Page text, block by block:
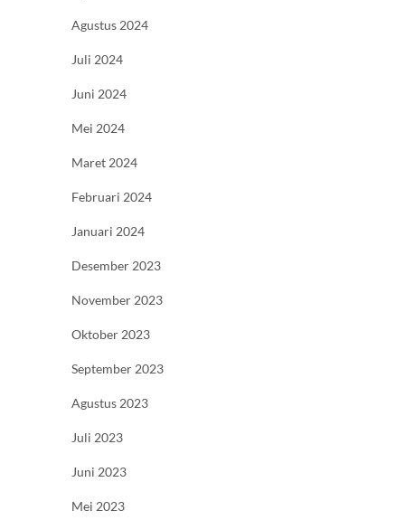
Agustus 2024
Juli 2024
Juni 2024
Mei 2024
Maret 2024
Februari 2024
Januari 2024
Desember 2023
November 2023
Oktober 2023
September 2023
Agustus 2023
Juli 2023
Juni 2023
Mei 2023